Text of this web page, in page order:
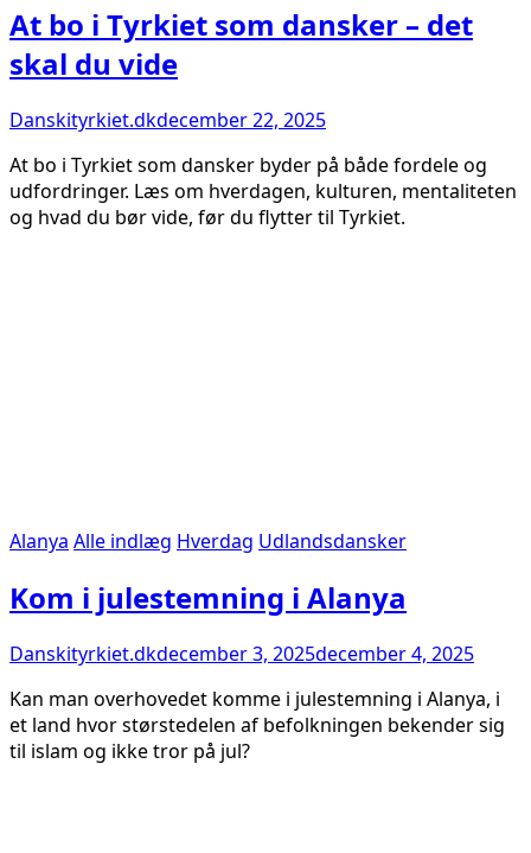
At bo i Tyrkiet som dansker – det
skal du vide
Danskityrkiet.dkdecember 22, 2025
At bo i Tyrkiet som dansker byder på både fordele og
udfordringer. Læs om hverdagen, kulturen, mentaliteten
og hvad du bør vide, før du flytter til Tyrkiet.
Alanya Alle indlæg Hverdag Udlandsdansker
Kom i julestemning i Alanya
Danskityrkiet.dkdecember 3, 2025december 4, 2025
Kan man overhovedet komme i julestemning i Alanya, i
et land hvor størstedelen af befolkningen bekender sig
til islam og ikke tror på jul?